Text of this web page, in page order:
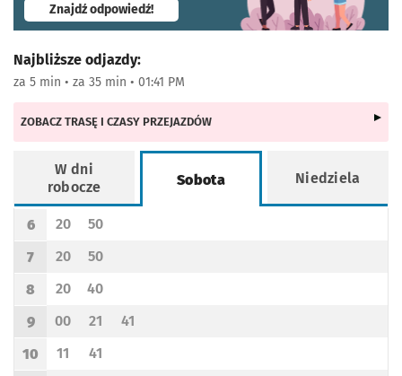
Znajdź odpowiedź!- otworzy się w nowej karcie
Najbliższe odjazdy:
za 5 min • za 35 min • 01:41 PM
ZOBACZ TRASĘ I CZASY PRZEJAZDÓW
W dni
robocze
Sobota Niedziela
Rozkład jazdy -
Godzina odjazdu
6
Odjazd
20
minut po godzinie 6
Odjazd
50
minut po godzinie 6
Godzina odjazdu
7
Odjazd
20
minut po godzinie 7
Odjazd
50
minut po godzinie 7
Godzina odjazdu
8
Odjazd
20
minut po godzinie 8
Odjazd
40
minut po godzinie 8
Godzina odjazdu
9
Odjazd
00
minut po godzinie 9
Odjazd
21
minut po godzinie 9
Odjazd
41
minut po godzinie 9
Godzina odjazdu
10
Odjazd
11
minut po godzinie 10
Odjazd
41
minut po godzinie 10